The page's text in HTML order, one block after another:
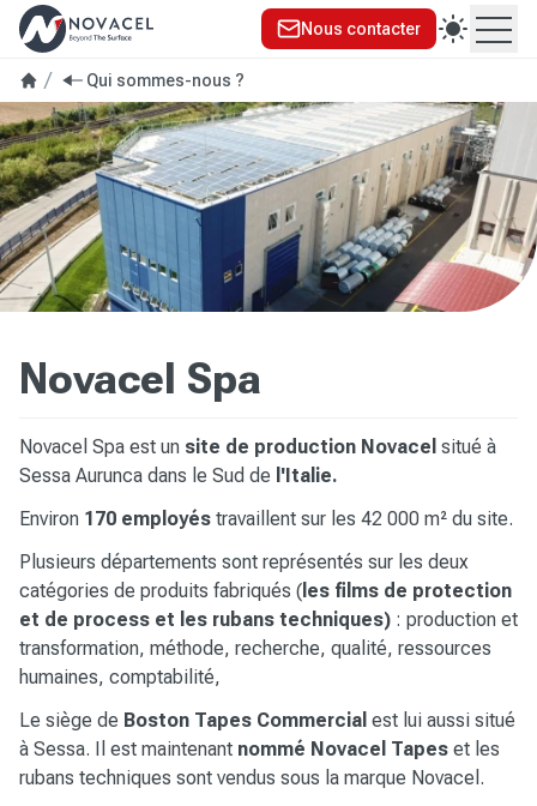
Nous contacter
Qui sommes-nous ?
Novacel Spa
Novacel Spa est un site de production Novacel situé à
Sessa Aurunca dans le Sud de l'Italie.
Environ 170 employés travaillent sur les 42 000 m² du site.
Plusieurs départements sont représentés sur les deux
catégories de produits fabriqués ( les films de protection
et de process et les rubans techniques) : production et
transformation, méthode, recherche, qualité, ressources
humaines, comptabilité,
Le siège de Boston Tapes Commercial est lui aussi situé
à Sessa. Il est maintenant nommé Novacel Tapes et les
rubans techniques sont vendus sous la marque Novacel.